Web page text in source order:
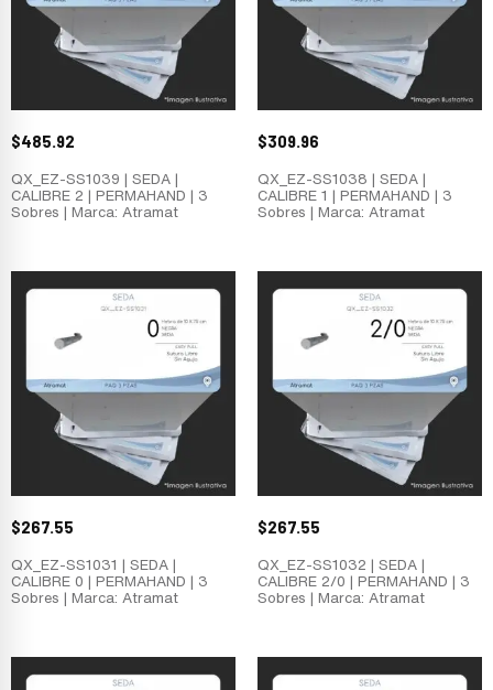
$485.92
QX_EZ-SS1039 | SEDA |
CALIBRE 2 | PERMAHAND | 3
Sobres | Marca: Atramat
$309.96
QX_EZ-SS1038 | SEDA |
CALIBRE 1 | PERMAHAND | 3
Sobres | Marca: Atramat
$267.55
QX_EZ-SS1031 | SEDA |
CALIBRE 0 | PERMAHAND | 3
Sobres | Marca: Atramat
$267.55
QX_EZ-SS1032 | SEDA |
CALIBRE 2/0 | PERMAHAND | 3
Sobres | Marca: Atramat